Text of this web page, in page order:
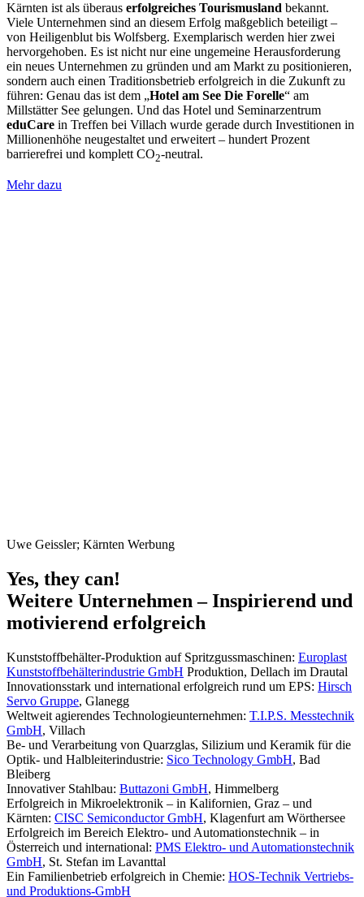
Kärnten ist als überaus erfolgreiches Tourismusland bekannt.
Viele Unternehmen sind an diesem Erfolg maßgeblich beteiligt –
von Heiligenblut bis Wolfsberg. Exemplarisch werden hier zwei
hervorgehoben. Es ist nicht nur eine ungemeine Herausforderung
ein neues Unternehmen zu gründen und am Markt zu positionieren,
sondern auch einen Traditionsbetrieb erfolgreich in die Zukunft zu
führen: Genau das ist dem „Hotel am See Die Forelle“ am
Millstätter See gelungen. Und das Hotel und Seminarzentrum
eduCare in Treffen bei Villach wurde gerade durch Investitionen in
Millionenhöhe neugestaltet und erweitert – hundert Prozent
barrierefrei und komplett CO2-neutral.
Mehr dazu
Uwe Geissler; Kärnten Werbung
Yes, they can!
Weitere Unternehmen – Inspirierend und
motivierend erfolgreich
Kunststoffbehälter-Produktion auf Spritzgussmaschinen: Europlast
Kunststoffbehälterindustrie GmbH Produktion, Dellach im Drautal
Innovationsstark und international erfolgreich rund um EPS: Hirsch
Servo Gruppe, Glanegg
Weltweit agierendes Technologieunternehmen: T.I.P.S. Messtechnik
GmbH, Villach
Be- und Verarbeitung von Quarzglas, Silizium und Keramik für die
Optik- und Halbleiterindustrie: Sico Technology GmbH, Bad
Bleiberg
Innovativer Stahlbau: Buttazoni GmbH, Himmelberg
Erfolgreich in Mikroelektronik – in Kalifornien, Graz – und
Kärnten: CISC Semiconductor GmbH, Klagenfurt am Wörthersee
Erfolgreich im Bereich Elektro- und Automationstechnik – in
Österreich und international: PMS Elektro- und Automationstechnik
GmbH, St. Stefan im Lavanttal
Ein Familienbetrieb erfolgreich in Chemie: HOS-Technik Vertriebs-
und Produktions-GmbH